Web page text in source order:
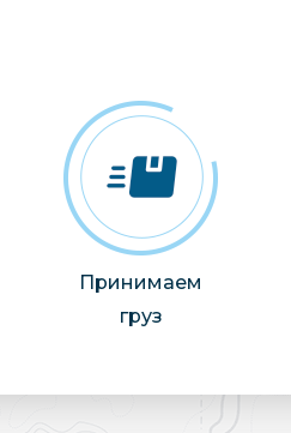
Принимаем
груз